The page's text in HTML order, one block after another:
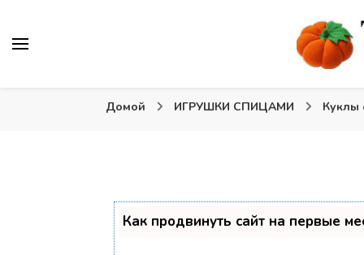
Тыква: Вяжем игрушки
Домой ИГРУШКИ СПИЦАМИ Куклы
Как продвинуть сайт на первые